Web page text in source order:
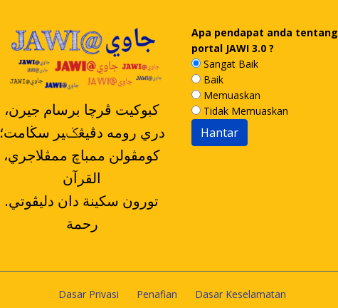
،کبوکيت ڤرچا برسام جيرن
دري رومه دڤيڠݢير سڬامت؛
،کومڤولن ممباچ ممڤلاجري
القرآن
.تورون سکينة دان دليڤوتي
رحمة
Apa pendapat anda tentang
portal JAWI 3.0 ?
Sangat Baik
Baik
Memuaskan
Tidak Memuaskan
Dasar Privasi Penafian
Dasar Keselamatan